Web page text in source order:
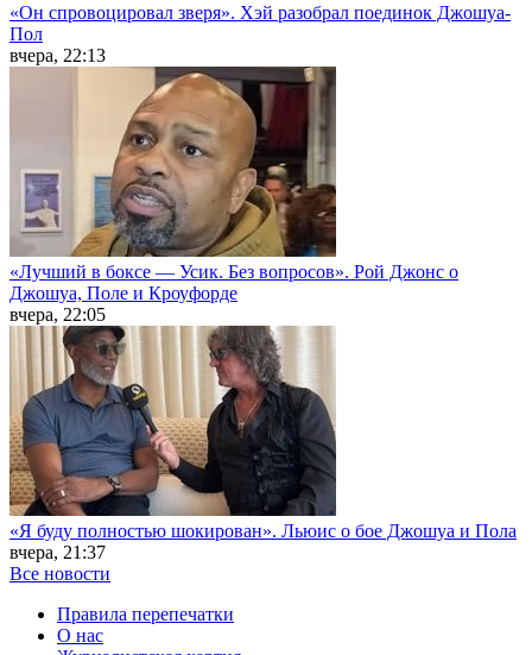
«Он спровоцировал зверя». Хэй разобрал поединок Джошуа-
Пол
вчера, 22:13
«Лучший в боксе — Усик. Без вопросов». Рой Джонс о
Джошуа, Поле и Кроуфорде
вчера, 22:05
«Я буду полностью шокирован». Льюис о бое Джошуа и Пола
вчера, 21:37
Все новости
Правила перепечатки
О нас